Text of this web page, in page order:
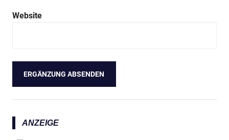
Website
ANZEIGE